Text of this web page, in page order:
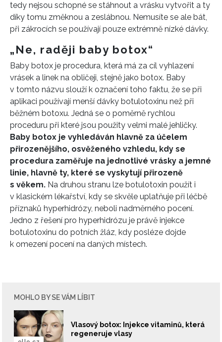
tedy nejsou schopné se stáhnout a vrásku vytvořit a ty
díky tomu změknou a zeslábnou. Nemusíte se ale bát,
při zákrocích se používají pouze extrémně nízké dávky.
„Ne, raději baby botox“
Baby botox je procedura, která má za cíl vyhlazení
vrásek a linek na obličeji, stejně jako botox. Baby
v tomto názvu slouží k označení toho faktu, že se při
aplikaci používají menší dávky botulotoxinu než při
běžném botoxu. Jedná se o poměrně rychlou
proceduru při které jsou použity velmi malé jehličky.
Baby botox je vyhledáván hlavně za účelem
přirozenějšího, osvěženého vzhledu, kdy se
procedura zaměřuje na jednotlivé vrásky a jemné
linie, hlavně ty, které se vyskytují přirozeně
s věkem. Na druhou stranu lze botulotoxin použít i
v klasickém lékařství, kdy se skvěle uplatňuje při léčbě
příznaků hyperhidrózy, neboli nadměrného pocení.
Jedno z řešení pro hyperhidrózu je právě injekce
botulotoxinu do potních žláz, kdy posléze dojde
k omezení pocení na daných místech.
MOHLO BY SE VÁM LÍBIT
Vlasový botox: Injekce vitaminů, která
regeneruje vlasy